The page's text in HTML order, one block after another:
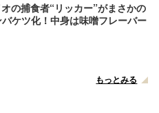
オの捕食者“リッカー”がまさかの
ケツ化！中身は味噌フレーバー
もっとみる